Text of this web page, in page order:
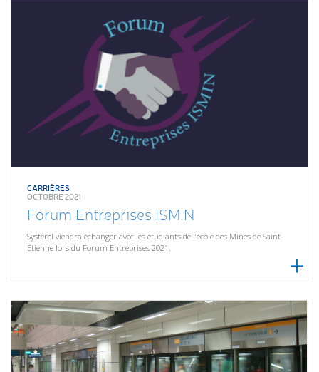
CARRIÈRES
OCTOBRE 2021
Forum Entreprises ISMIN
Systerel viendra échanger avec les étudiants de l’école des Mines de Saint-
Etienne lors du Forum Entreprises 2021.